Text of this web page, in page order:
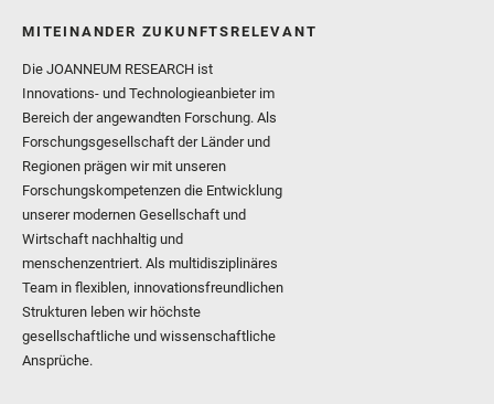
MITEINANDER ZUKUNFTSRELEVANT
Die JOANNEUM RESEARCH ist
Innovations- und Technologieanbieter im
Bereich der angewandten Forschung. Als
Forschungsgesellschaft der Länder und
Regionen prägen wir mit unseren
Forschungskompetenzen die Entwicklung
unserer modernen Gesellschaft und
Wirtschaft nachhaltig und
menschenzentriert. Als multidisziplinäres
Team in flexiblen, innovationsfreundlichen
Strukturen leben wir höchste
gesellschaftliche und wissenschaftliche
Ansprüche.